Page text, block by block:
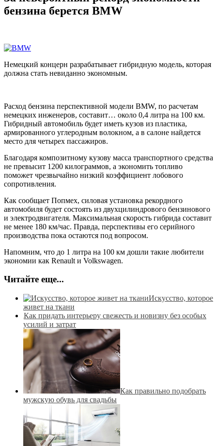
бензина берется BMW
Немецкий концерн разрабатывает гибридную модель, которая
должна стать невиданно экономным.
Расход бензина перспективной модели BMW, по расчетам
немецких инженеров, составит… около 0,4 литра на 100 км.
Гибридный автомобиль будет иметь кузов из пластика,
армированного углеродным волокном, а в салоне найдется
место для четырех пассажиров.
Благодаря композитному кузову масса транспортного средства
не превысит 1200 килограммов, а экономить топливо
поможет чрезвычайно низкий коэффициент лобового
сопротивления.
Как сообщает Попмех, силовая установка рекордного
автомобиля будет состоять из двухцилиндрового бензинового
и электродвигателя. Максимальная скорость гибрида составит
не менее 180 км/час. Правда, перспективы его серийного
производства пока остаются под вопросом.
Напомним, что до 1 литра на 100 км дошли такие любители
экономии как Renault и Volkswagen.
Читайте еще...
Искусство, которое
живет на ткани
Как придать интерьеру свежесть и новизну без особых
усилий и затрат
Как правильно подобрать
мужскую обувь для свадьбы